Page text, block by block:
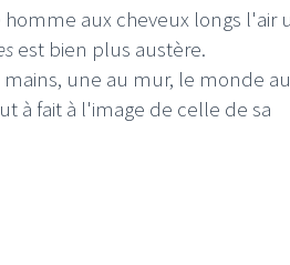
aux cheveux longs l'air
est bien plus austère.
une au mur, le monde au
à fait à l'image de celle de sa